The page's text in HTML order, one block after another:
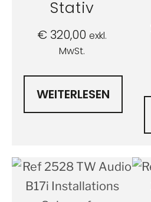
Stativ
€ 320,00 exkl.
MwSt.
WEITERLESEN